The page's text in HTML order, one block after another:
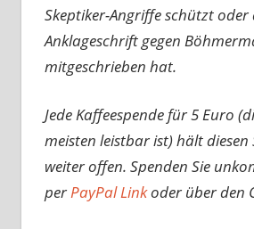
Skeptiker-Angriffe schützt oder
Anklageschrift gegen
mitgeschrieben hat.
Jede Kaffeespende für 5 Euro
meisten leistbar ist) hält
weiter offen. Spenden Sie
perPayPal Linkoder über den